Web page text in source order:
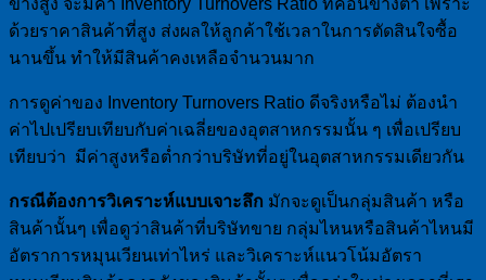
ด้วยราคาสินค้าที่สูง ส่งผลให้ลูกค้าใช้เวลาในการตัดสินใจซื้อ
นานขึ้น ทำให้มีสินค้าคงเหลือจำนวนมาก
การดูค่าของ Inventory Turnovers Ratio ดีจริงหรือไม่ ต้องนำ
ค่าไปเปรียบเทียบกับค่าเฉลี่ยของอุตสาหกรรมนั้น ๆ เพื่อเปรียบ
เทียบว่า มีค่าสูงหรือต่ำกว่าบริษัทที่อยู่ในอุตสาหกรรมเดียวกัน
กรณีต้องการวิเคราะห์แบบเจาะลึก มักจะดูเป็นกลุ่มสินค้า หรือ
สินค้านั้นๆ เพื่อดูว่าสินค้าที่บริษัทขาย กลุ่มไหนหรือสินค้าไหนมี
อัตราการหมุนเวียนเท่าไหร่ และวิเคราะห์แนวโน้มอัตรา